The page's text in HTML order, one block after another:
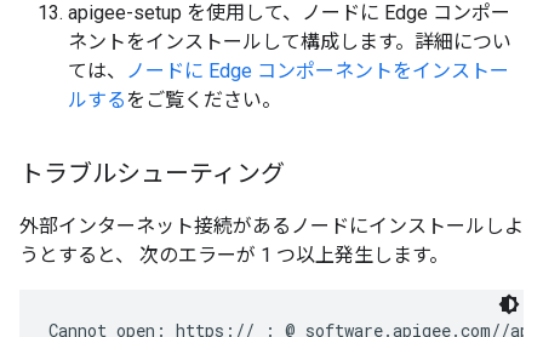
apigee-setup を使用して、ノードに Edge コンポー
ネントをインストールして構成します。詳細につい
ては、
ノードに Edge コンポーネントをインストー
ルするをご覧ください。
トラブルシューティング
外部インターネット接続があるノードにインストールしよ
うとすると、 次のエラーが 1 つ以上発生します。
Cannot open: https:// : @ software.apigee.com//